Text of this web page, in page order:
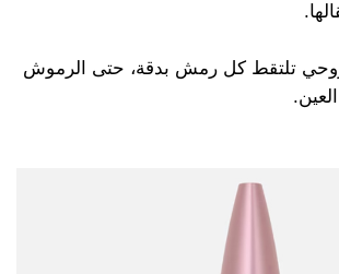
تلتقط كل رمش بدقة، حتى الرموش